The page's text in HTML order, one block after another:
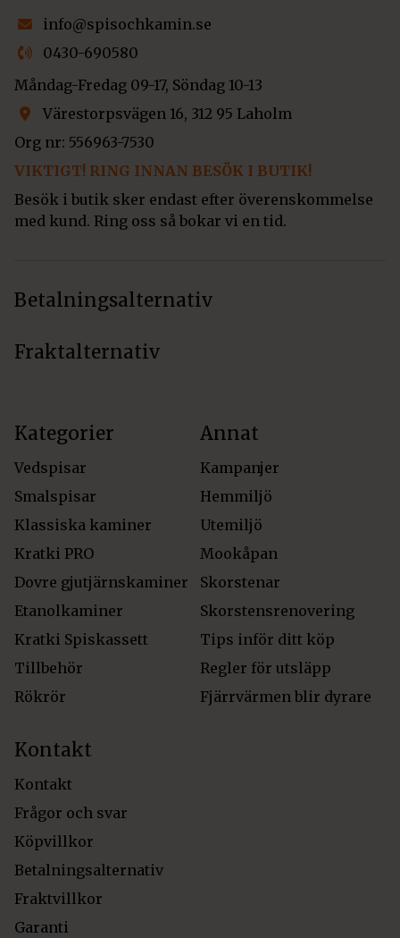
info@spisochkamin.se
0430-690580
Måndag-Fredag 09-17, Söndag 10-13
Värestorpsvägen 16, 312 95 Laholm
Org nr: 556963-7530
VIKTIGT! RING INNAN BESÖK I BUTIK!
Besök i butik sker endast efter överenskommelse
med kund. Ring oss så bokar vi en tid.
Betalningsalternativ
Fraktalternativ
Kategorier
Vedspisar
Smalspisar
Klassiska kaminer
Kratki PRO
Dovre gjutjärnskaminer
Etanolkaminer
Kratki Spiskassett
Tillbehör
Rökrör
Annat
Kampanjer
Hemmiljö
Utemiljö
Mookåpan
Skorstenar
Skorstensrenovering
Tips inför ditt köp
Regler för utsläpp
Fjärrvärmen blir dyrare
Kontakt
Kontakt
Frågor och svar
Köpvillkor
Betalningsalternativ
Fraktvillkor
Garanti